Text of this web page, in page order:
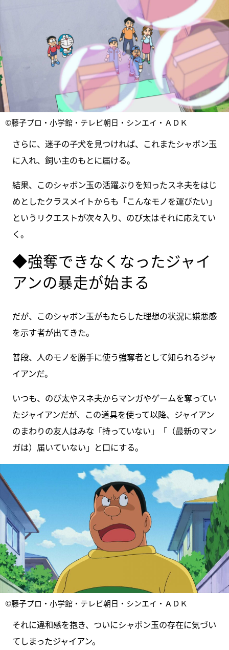
©藤子プロ・小学館・テレビ朝日・シンエイ・ＡＤＫ
さらに、迷子の子犬を見つければ、これまたシャボン玉
に入れ、飼い主のもとに届ける。
結果、このシャボン玉の活躍ぶりを知ったスネ夫をはじ
めとしたクラスメイトからも「こんなモノを運びたい」
というリクエストが次々入り、のび太はそれに応えてい
く。
◆強奪できなくなったジャイ
アンの暴走が始まる
だが、このシャボン玉がもたらした理想の状況に嫌悪感
を示す者が出てきた。
普段、人のモノを勝手に使う強奪者として知られるジャ
イアンだ。
いつも、のび太やスネ夫からマンガやゲームを奪ってい
たジャイアンだが、この道具を使って以降、ジャイアン
のまわりの友人はみな「持っていない」「（最新のマン
ガは）届いていない」と口にする。
©藤子プロ・小学館・テレビ朝日・シンエイ・ＡＤＫ
それに違和感を抱き、ついにシャボン玉の存在に気づい
てしまったジャイアン。